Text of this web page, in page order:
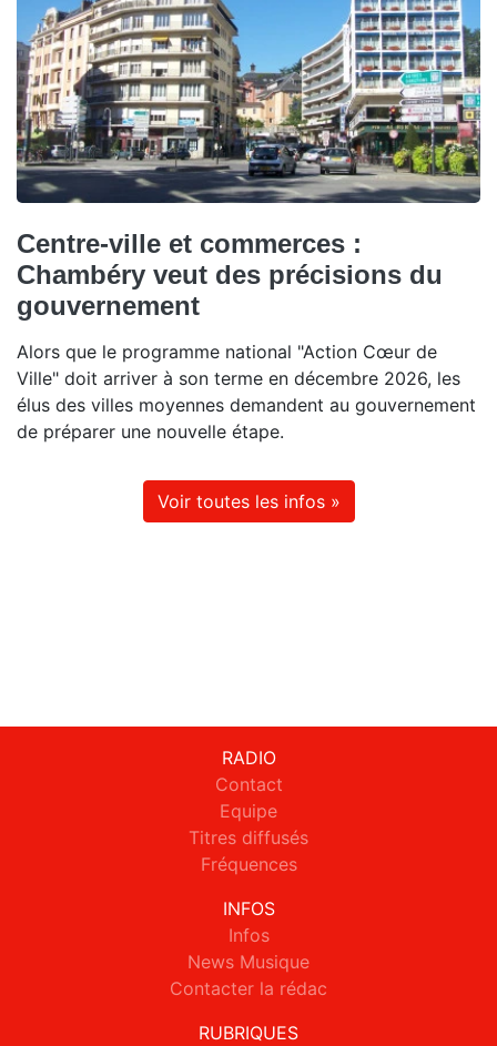
Centre-ville et commerces :
Chambéry veut des précisions du
gouvernement
Alors que le programme national "Action Cœur de
Ville" doit arriver à son terme en décembre 2026, les
élus des villes moyennes demandent au gouvernement
de préparer une nouvelle étape.
Voir toutes les infos »
RADIO
Contact
Equipe
Titres diffusés
Fréquences
INFOS
Infos
News Musique
Contacter la rédac
RUBRIQUES